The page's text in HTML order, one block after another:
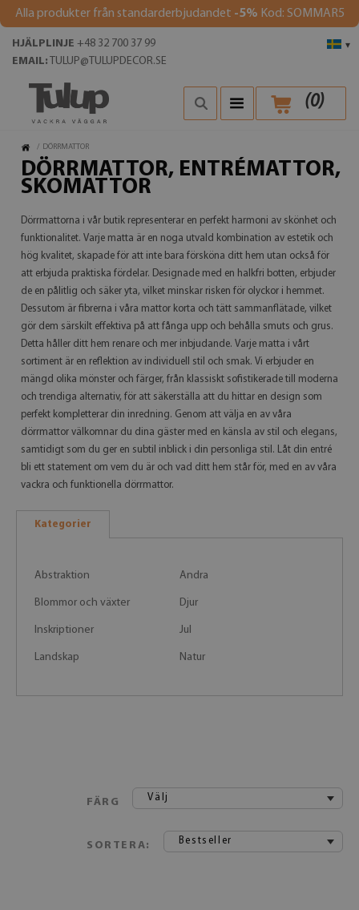
Alla produkter från standarderbjudandet -5% Kod: SOMMAR5
▾
HJÄLPLINJE +48 32 700 37 99
EMAIL: TULUP@TULUPDECOR.SE
(0)
/ DÖRRMATTOR
DÖRRMATTOR, ENTRÉMATTOR,
SKOMATTOR
Dörrmattorna i vår butik representerar en perfekt harmoni av skönhet och
funktionalitet. Varje matta är en noga utvald kombination av estetik och
hög kvalitet, skapade för att inte bara försköna ditt hem utan också för
att erbjuda praktiska fördelar. Designade med en halkfri botten, erbjuder
de en pålitlig och säker yta, vilket minskar risken för olyckor i hemmet.
Dessutom är fibrerna i våra mattor korta och tätt sammanflätade, vilket
gör dem särskilt effektiva på att fånga upp och behålla smuts och grus.
Detta håller ditt hem renare och mer inbjudande. Varje matta i vårt
sortiment är en reflektion av individuell stil och smak. Vi erbjuder en
mängd olika mönster och färger, från klassiskt sofistikerade till moderna
och trendiga alternativ, för att säkerställa att du hittar en design som
perfekt kompletterar din inredning. Genom att välja en av våra
dörrmattor välkomnar du dina gäster med en känsla av stil och elegans,
samtidigt som du ger en subtil inblick i din personliga stil. Låt din entré
bli ett statement om vem du är och vad ditt hem står för, med en av våra
vackra och funktionella dörrmattor.
Kategorier
Abstraktion Andra
Blommor och växter Djur
Inskriptioner Jul
Landskap Natur
FÄRG Välj
SORTERA: Bestseller